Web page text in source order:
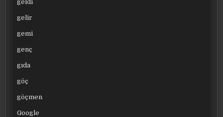
geldi
gelir
gemi
genç
gıda
göç
göçmen
Google